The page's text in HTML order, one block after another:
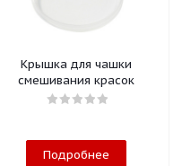
Крышка для чашки
смешивания красок
Подробнее